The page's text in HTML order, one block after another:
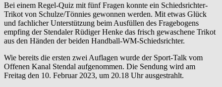
Bei einem Regel-Quiz mit fünf Fragen konnte ein Schiedsrichter-
Trikot von Schulze/Tönnies gewonnen werden. Mit etwas Glück
und fachlicher Unterstützung beim Ausfüllen des Fragebogens
empfing der Stendaler Rüdiger Henke das frisch gewaschene Trikot
aus den Händen der beiden Handball-WM-Schiedsrichter.
Wie bereits die ersten zwei Auflagen wurde der Sport-Talk vom
Offenen Kanal Stendal aufgenommen. Die Sendung wird am
Freitag den 10. Februar 2023, um 20.18 Uhr ausgestrahlt.